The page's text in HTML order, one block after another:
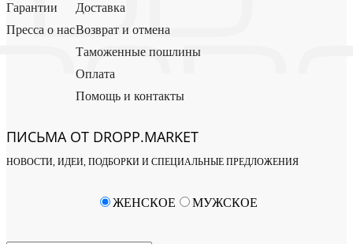
Гарантии
Пресса о нас
Доставка
Возврат и отмена
Таможенные пошлины
Оплата
Помощь и контакты
ПИСЬМА ОТ DROPP.MARKET
НОВОСТИ, ИДЕИ, ПОДБОРКИ И СПЕЦИАЛЬНЫЕ ПРЕДЛОЖЕНИЯ
ЖЕНСКОЕ МУЖСКОЕ